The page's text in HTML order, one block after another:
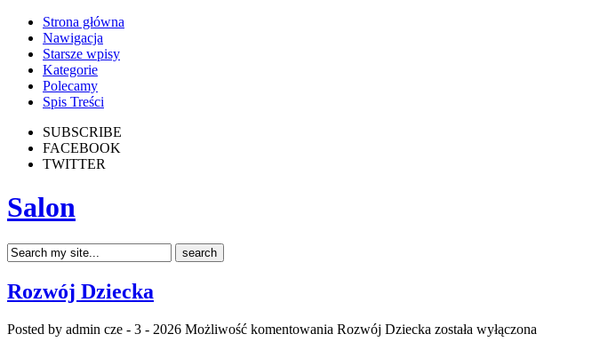
Strona główna
Nawigacja
Starsze wpisy
Kategorie
Polecamy
Spis Treści
SUBSCRIBE
FACEBOOK
TWITTER
Salon
Rozwój Dziecka
Posted by admin cze - 3 - 2026 Możliwość komentowania Rozwój Dziecka została wyłączona